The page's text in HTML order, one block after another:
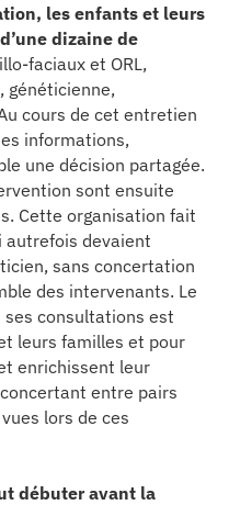
les enfants et leurs
dizaine de
faciaux et ORL,
généticienne,
cours de cet entretien
informations,
une décision partagée.
sont ensuite
Cette organisation fait
autrefois devaient
sans concertation
des intervenants. Le
consultations est
leurs familles et pour
enrichissent leur
entre pairs
lors de ces
débuter avant la